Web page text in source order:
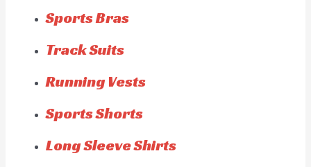
Sports Bras
Track Suits
Running Vests
Sports Shorts
Long Sleeve Shirts